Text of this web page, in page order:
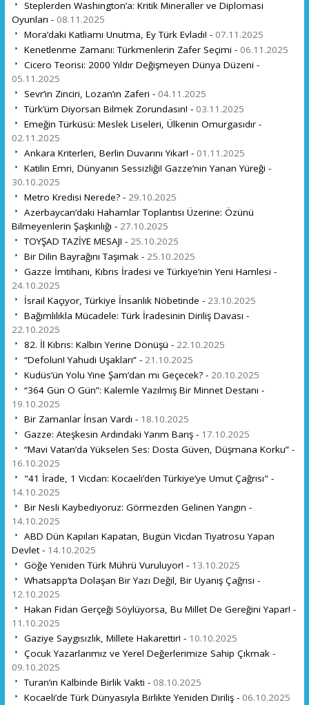
Steplerden Washington’a: Kritik Mineraller ve Diplomasi
Oyunları - 08.11.2025
Mora’daki Katliamı Unutma, Ey Türk Evladı! - 07.11.2025
Kenetlenme Zamanı: Türkmenlerin Zafer Seçimi - 06.11.2025
Cicero Teorisi: 2000 Yıldır Değişmeyen Dünya Düzeni -
05.11.2025
Sevr’in Zinciri, Lozan’ın Zaferi - 04.11.2025
Türk’üm Diyorsan Bilmek Zorundasın! - 03.11.2025
Emeğin Türküsü: Meslek Liseleri, Ülkenin Omurgasıdır -
02.11.2025
Ankara Kriterleri, Berlin Duvarını Yıkar! - 01.11.2025
Katilin Emri, Dünyanın Sessizliği! Gazze’nin Yanan Yüreği -
30.10.2025
Metro Kredisi Nerede? - 29.10.2025
Azerbaycan’daki Hahamlar Toplantısı Üzerine: Özünü
Bilmeyenlerin Şaşkınlığı - 27.10.2025
TOYŞAD TAZİYE MESAJI - 25.10.2025
Bir Dilin Bayrağını Taşımak - 25.10.2025
Gazze İmtihanı, Kıbrıs İradesi ve Türkiye’nin Yeni Hamlesi -
24.10.2025
İsrail Kaçıyor, Türkiye İnsanlık Nöbetinde - 23.10.2025
Bağımlılıkla Mücadele: Türk İradesinin Diriliş Davası -
22.10.2025
82. İl Kıbrıs: Kalbin Yerine Dönüşü - 22.10.2025
“Defolun! Yahudi Uşakları” - 21.10.2025
Kudüs’ün Yolu Yine Şam’dan mı Geçecek? - 20.10.2025
“364 Gün O Gün”: Kalemle Yazılmış Bir Minnet Destanı -
19.10.2025
Bir Zamanlar İnsan Vardı - 18.10.2025
Gazze: Ateşkesin Ardındaki Yarım Barış - 17.10.2025
“Mavi Vatan’da Yükselen Ses: Dosta Güven, Düşmana Korku” -
16.10.2025
"41 İrade, 1 Vicdan: Kocaeli’den Türkiye’ye Umut Çağrısı" -
14.10.2025
Bir Nesli Kaybediyoruz: Görmezden Gelinen Yangın -
14.10.2025
ABD Dün Kapıları Kapatan, Bugün Vicdan Tiyatrosu Yapan
Devlet - 14.10.2025
Göğe Yeniden Türk Mührü Vuruluyor! - 13.10.2025
Whatsapp’ta Dolaşan Bir Yazı Değil, Bir Uyanış Çağrısı -
12.10.2025
Hakan Fidan Gerçeği Söylüyorsa, Bu Millet De Gereğini Yapar! -
11.10.2025
Gaziye Saygısızlık, Millete Hakarettir! - 10.10.2025
Çocuk Yazarlarımız ve Yerel Değerlerimize Sahip Çıkmak -
09.10.2025
Turan’ın Kalbinde Birlik Vakti - 08.10.2025
Kocaeli’de Türk Dünyasıyla Birlikte Yeniden Diriliş - 06.10.2025